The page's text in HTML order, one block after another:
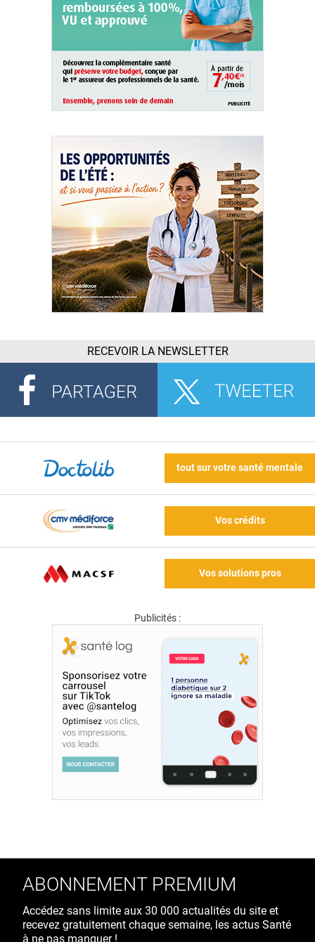
RECEVOIR LA NEWSLETTER
tout sur votre santé mentale
Vos crédits
Vos solutions pros
Publicités :
ABONNEMENT PREMIUM
Accédez sans limite aux 30 000 actualités du site et
recevez gratuitement chaque semaine, les actus Santé
à ne pas manquer !